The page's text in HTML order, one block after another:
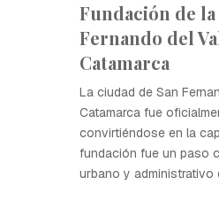
Fundación de
Fernando del
Catamarca
La ciudad de San
Catamarca fue
convirtiéndose en la
fundación fue un paso
urbano y administrativo